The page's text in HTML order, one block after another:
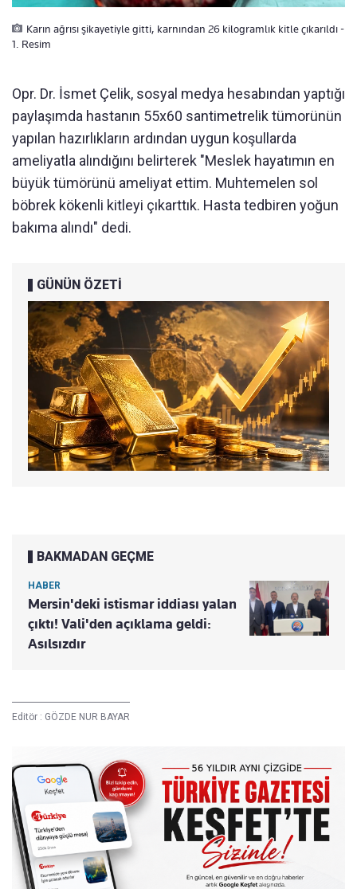
Karın ağrısı şikayetiyle gitti, karnından 26 kilogramlık kitle çıkarıldı -
1. Resim
Opr. Dr. İsmet Çelik, sosyal medya hesabından yaptığı
paylaşımda hastanın 55x60 santimetrelik tümorünün
yapılan hazırlıkların ardından uygun koşullarda
ameliyatla alındığını belirterek "Meslek hayatımın en
büyük tümörünü ameliyat ettim. Muhtemelen sol
böbrek kökenli kitleyi çıkarttık. Hasta tedbiren yoğun
bakıma alındı" dedi.
GÜNÜN ÖZETİ
BAKMADAN GEÇME
HABER
Mersin'deki istismar iddiası yalan
çıktı! Vali'den açıklama geldi:
Asılsızdır
Editör : GÖZDE NUR BAYAR